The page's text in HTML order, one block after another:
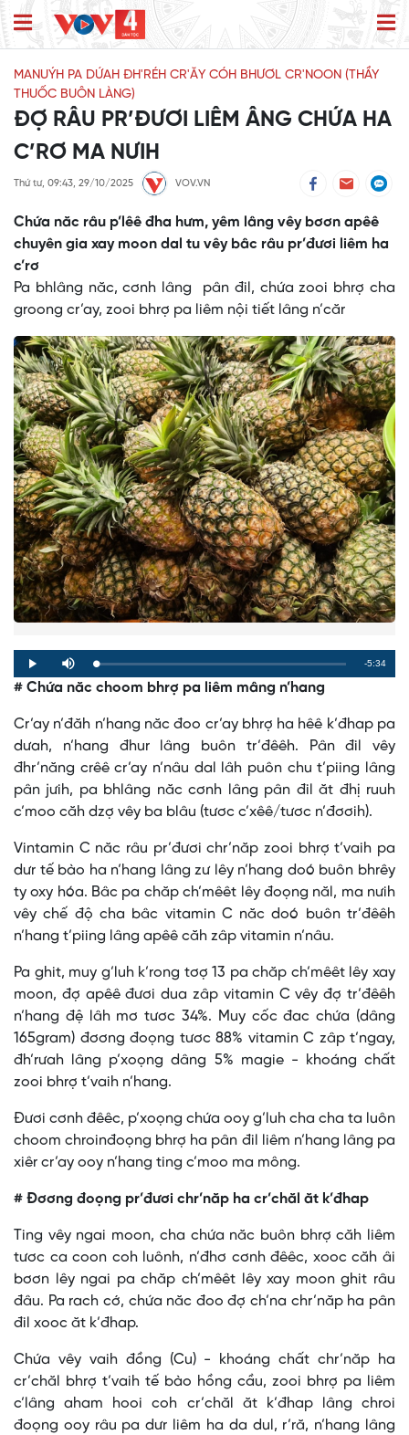
MANUÝH PA DỨAH ĐH'RÉH CR'ĂY CÓH BHƯƠL CR'NOON (THẦY
THUỐC BUÔN LÀNG)
ĐỢ RÂU PR’ĐƯƠI LIÊM ÂNG CHỨA HA
C’RƠ MA NƯIH
Thứ tư, 09:43, 29/10/2025 VOV.VN
Chứa năc râu p’lêê đha hưm, yêm lâng vêy bơơn apêê
chuyên gia xay moon dal tu vêy bâc râu pr’đươi liêm ha
c’rơ
Pa bhlâng năc, cơnh lâng pân đil, chứa zooi bhrợ cha
groong cr’ay, zooi bhrợ pa liêm nội tiết lâng n’căr
Play Mute Loaded:
0%
Progress:
0%
Remaining
-5:34
# Chứa năc choom bhrợ pa liêm mâng n’hang
Cr’ay n’đăh n’hang năc đoo cr’ay bhrợ ha hêê k’đhap pa
dưah, n’hang đhur lâng buôn tr’đêêh. Pân đil vêy
đhr’năng crêê cr’ay n’nâu dal lâh puôn chu t’piing lâng
pân jưih, pa bhlâng năc cơnh lâng pân đil ăt đhị ruuh
c’moo căh dzợ vêy ba blâu (tươc c’xêê/tươc n’đơơih).
Vintamin C năc râu pr’đươi chr’năp zooi bhrợ t’vaih pa
dưr tế bào ha n’hang lâng zư lêy n’hang doó buôn bhrêy
ty oxy hóa. Bâc pa chăp ch’mêêt lêy đoọng năl, ma nưih
vêy chế độ cha bâc vitamin C năc doó buôn tr’đêêh
n’hang t’piing lâng apêê căh zâp vitamin n’nâu.
Pa ghit, muy g’luh k’rong tơợ 13 pa chăp ch’mêêt lêy xay
moon, đợ apêê đươi dua zâp vitamin C vêy đợ tr’đêêh
n’hang đệ lâh mơ tươc 34%. Muy cốc đac chứa (dâng
165gram) đơơng đoọng tươc 88% vitamin C zâp t’ngay,
đh’rưah lâng p’xoọng dâng 5% magie - khoáng chất
zooi bhrợ t’vaih n’hang.
Đươi cơnh đêêc, p’xoọng chứa ooy g’luh cha cha ta luôn
choom chroinđoọng bhrợ ha pân đil liêm n’hang lâng pa
xiêr cr’ay ooy n’hang ting c’moo ma mông.
# Đơơng đoọng pr’đươi chr’năp ha cr’chăl ăt k’đhap
Ting vêy ngai moon, cha chứa năc buôn bhrợ căh liêm
tươc ca coon coh luônh, n’đhơ cơnh đêêc, xooc căh âi
bơơn lêy ngai pa chăp ch’mêêt lêy xay moon ghit râu
đâu. Pa rach cớ, chứa năc đoo đợ ch’na chr’năp ha pân
đil xooc ăt k’đhap.
Chứa vêy vaih đồng (Cu) - khoáng chất chr’năp ha
cr’chăl bhrợ t’vaih tế bào hồng cầu, zooi bhrợ pa liêm
c’lâng aham hooi coh cr’chăl ăt k’đhap lâng chroi
đoọng ooy râu pa dưr liêm ha da dul, r’ră, n’hang lâng